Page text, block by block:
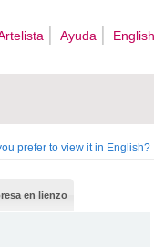
Ayuda English
prefer to view it in English?
en lienzo